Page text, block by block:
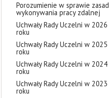
Porozumienie w sprawie zasad
wykonywania pracy zdalnej
Uchwały Rady Uczelni w 2026
roku
Uchwały Rady Uczelni w 2025
roku
Uchwały Rady Uczelni w 2024
roku
Uchwały Rady Uczelni w 2023
roku